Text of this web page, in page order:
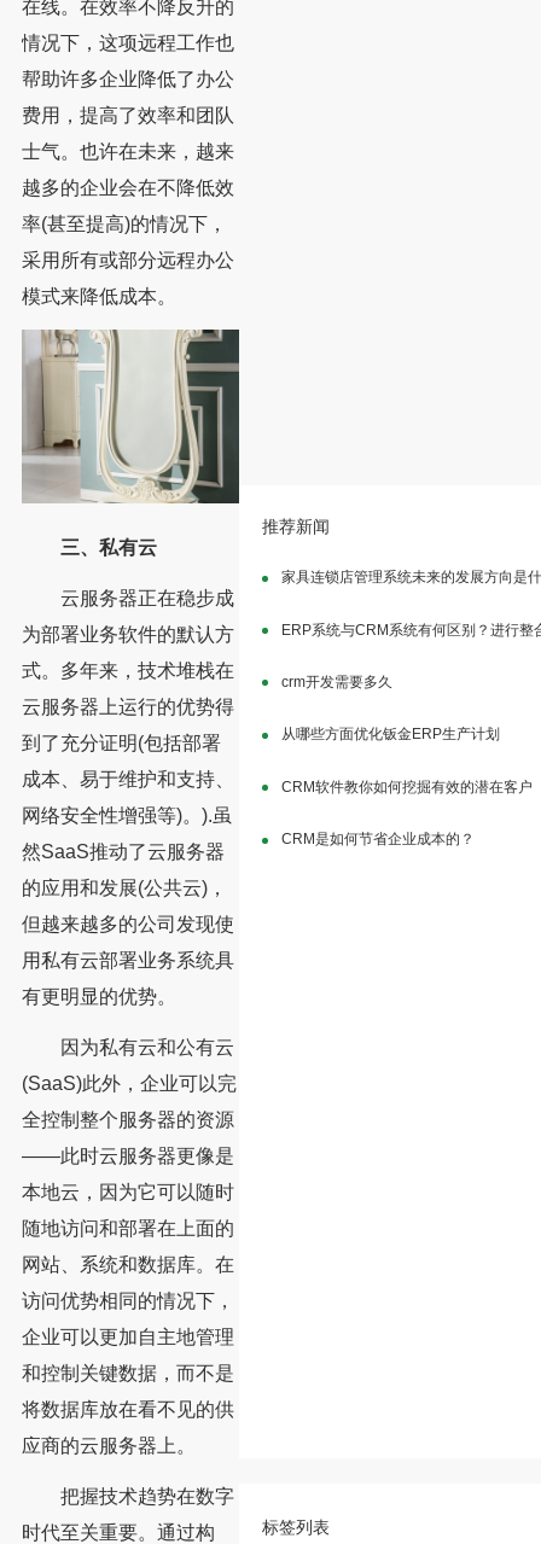
在线。在效率不降反升的
情况下，这项远程工作也
帮助许多企业降低了办公
费用，提高了效率和团队
士气。也许在未来，越来
越多的企业会在不降低效
率(甚至提高)的情况下，
采用所有或部分远程办公
模式来降低成本。
三、私有云
云服务器正在稳步成
为部署业务软件的默认方
式。多年来，技术堆栈在
云服务器上运行的优势得
到了充分证明(包括部署
成本、易于维护和支持、
网络安全性增强等)。).虽
然SaaS推动了云服务器
的应用和发展(公共云)，
但越来越多的公司发现使
用私有云部署业务系统具
有更明显的优势。
因为私有云和公有云
(SaaS)此外，企业可以完
全控制整个服务器的资源
——此时云服务器更像是
本地云，因为它可以随时
随地访问和部署在上面的
网站、系统和数据库。在
访问优势相同的情况下，
企业可以更加自主地管理
和控制关键数据，而不是
将数据库放在看不见的供
应商的云服务器上。
把握技术趋势在数字
时代至关重要。通过构
推荐新闻
家具连锁店管理系统未来的发展方向是
ERP系统与CRM系统有何区别？进行整
crm开发需要多久
从哪些方面优化钣金ERP生产计划
CRM软件教你如何挖掘有效的潜在客户
CRM是如何节省企业成本的？
标签列表